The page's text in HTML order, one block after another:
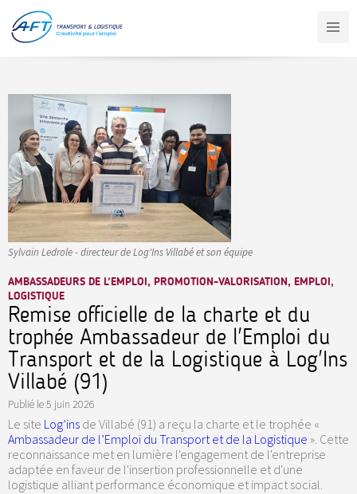
contenu
principal
Sylvain Ledrole - directeur de Log'Ins Villabé et son équipe
AMBASSADEURS DE L'EMPLOI, PROMOTION-VALORISATION, EMPLOI,
LOGISTIQUE
Remise officielle de la charte et du
trophée Ambassadeur de l'Emploi du
Transport et de la Logistique à Log'Ins
Villabé (91)
Publié le5 juin 2026
Le site Log’ins de Villabé (91) a reçu la charte et le trophée «
Ambassadeur de l’Emploi du Transport et de la Logistique ». Cette
reconnaissance met en lumière l'engagement de l'entreprise
adaptée en faveur de l'insertion professionnelle et d'une
logistique alliant performance économique et impact social.